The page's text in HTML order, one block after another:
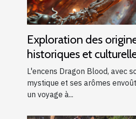
Exploration des
historiques et
l'encens Dragon Blood
L'encens Dragon Blood, avec
mystique et ses arômes
un voyage à...